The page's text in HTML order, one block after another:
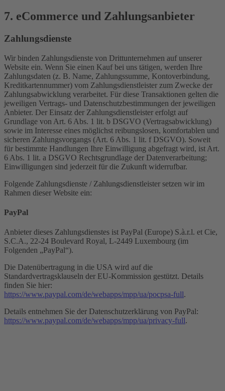
7. eCommerce und Zahlungs­anbieter
Zahlungsdienste
Wir binden Zahlungsdienste von Drittunternehmen auf unserer
Website ein. Wenn Sie einen Kauf bei uns tätigen, werden Ihre
Zahlungsdaten (z. B. Name, Zahlungssumme, Kontoverbindung,
Kreditkartennummer) vom Zahlungsdienstleister zum Zwecke der
Zahlungsabwicklung verarbeitet. Für diese Transaktionen gelten die
jeweiligen Vertrags- und Datenschutzbestimmungen der jeweiligen
Anbieter. Der Einsatz der Zahlungsdienstleister erfolgt auf
Grundlage von Art. 6 Abs. 1 lit. b DSGVO (Vertragsabwicklung)
sowie im Interesse eines möglichst reibungslosen, komfortablen und
sicheren Zahlungsvorgangs (Art. 6 Abs. 1 lit. f DSGVO). Soweit
für bestimmte Handlungen Ihre Einwilligung abgefragt wird, ist Art.
6 Abs. 1 lit. a DSGVO Rechtsgrundlage der Datenverarbeitung;
Einwilligungen sind jederzeit für die Zukunft widerrufbar.
Folgende Zahlungsdienste / Zahlungsdienstleister setzen wir im
Rahmen dieser Website ein:
PayPal
Anbieter dieses Zahlungsdienstes ist PayPal (Europe) S.à.r.l. et Cie,
S.C.A., 22-24 Boulevard Royal, L-2449 Luxembourg (im
Folgenden „PayPal“).
Die Datenübertragung in die USA wird auf die
Standardvertragsklauseln der EU-Kommission gestützt. Details
finden Sie hier:
https://www.paypal.com/de/webapps/mpp/ua/pocpsa-full.
Details entnehmen Sie der Datenschutzerklärung von PayPal:
https://www.paypal.com/de/webapps/mpp/ua/privacy-full.